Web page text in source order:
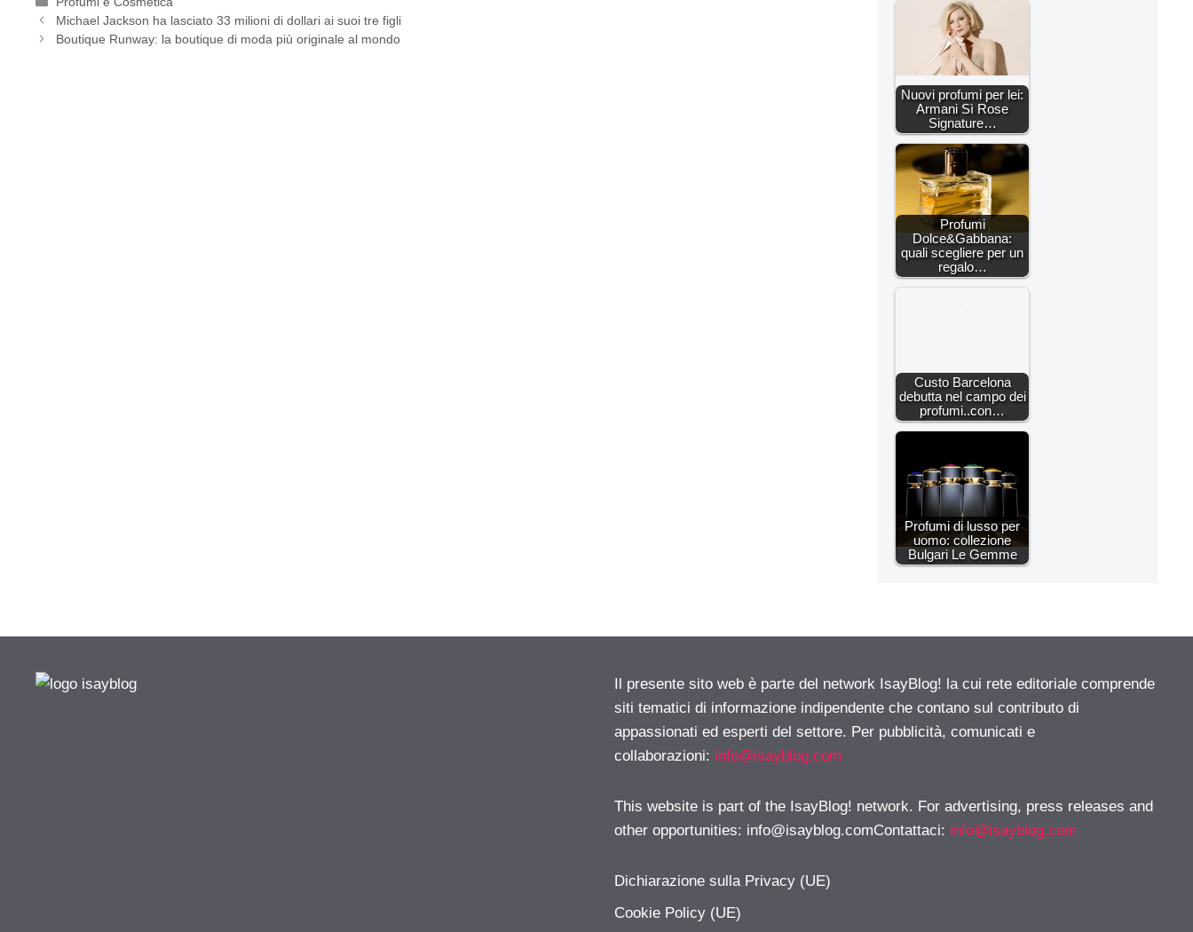
Michael Jackson ha lasciato 33 milioni di dollari ai suoi tre figli
Boutique Runway: la boutique di moda più originale al mondo
Nuovi profumi per lei:
Armani Sì Rose
Signature…
Profumi
Dolce&Gabbana:
quali scegliere per un
regalo…
Custo Barcelona
debutta nel campo dei
profumi..con…
Profumi di lusso per
uomo: collezione
Bulgari Le Gemme
Il presente sito web è parte del network IsayBlog! la cui rete editoriale comprende
siti tematici di informazione indipendente che contano sul contributo di
appassionati ed esperti del settore. Per pubblicità, comunicati e
collaborazioni: info@isayblog.com
This website is part of the IsayBlog! network. For advertising, press releases and
other opportunities: info@isayblog.comContattaci: info@isayblog.com
Dichiarazione sulla Privacy (UE)
Cookie Policy (UE)